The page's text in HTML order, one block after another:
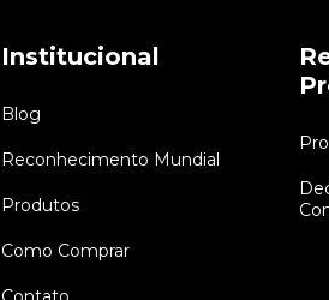
Institucional
Blog
Reconhecimento Mundial
Produtos
Como Comprar